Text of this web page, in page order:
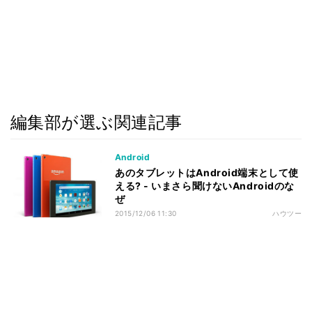
編集部が選ぶ関連記事
Android
あのタブレットはAndroid端末として使
える? - いまさら聞けないAndroidのな
ぜ
2015/12/06 11:30 ハウツー